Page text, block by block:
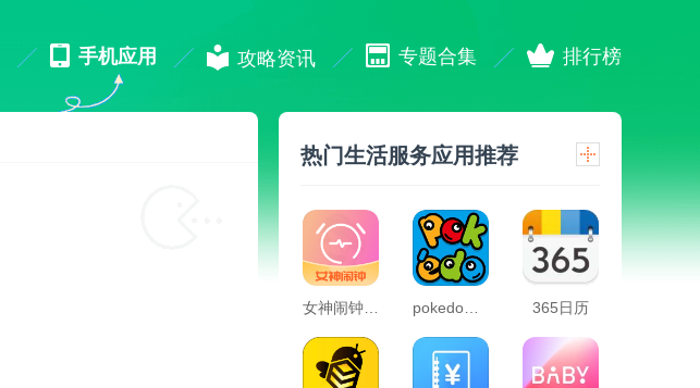
手机应用 攻略资讯 专题合集 排行榜
热门生活服务应用推荐
365日历